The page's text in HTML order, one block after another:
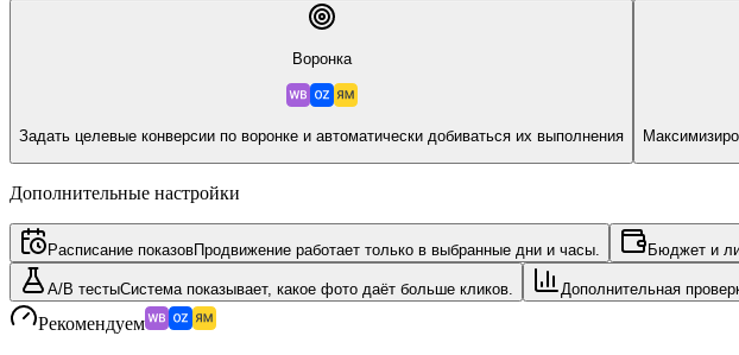
Воронка
Задать целевые конверсии по воронке и автоматически добиваться их выполнения
Дополнительные настройки
Расписание показовПродвижение работает только в выбранные дни и часы. Бюджет и
A/B тестыСистема показывает, какое фото даёт больше кликов. Дополнительная
Рекомендуем